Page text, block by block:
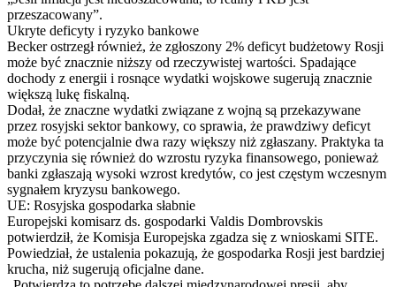
przeszacowany”.
Ukryte deficyty i ryzyko bankowe
Becker ostrzegł również, że zgłoszony 2% deficyt budżetowy Rosji
może być znacznie niższy od rzeczywistej wartości. Spadające
dochody z energii i rosnące wydatki wojskowe sugerują znacznie
większą lukę fiskalną.
Dodał, że znaczne wydatki związane z wojną są przekazywane
przez rosyjski sektor bankowy, co sprawia, że ​​prawdziwy deficyt
może być potencjalnie dwa razy większy niż zgłaszany. Praktyka ta
przyczynia się również do wzrostu ryzyka finansowego, ponieważ
banki zgłaszają wysoki wzrost kredytów, co jest częstym wczesnym
sygnałem kryzysu bankowego.
UE: Rosyjska gospodarka słabnie
Europejski komisarz ds. gospodarki Valdis Dombrovskis
potwierdził, że Komisja Europejska zgadza się z wnioskami SITE.
Powiedział, że ustalenia pokazują, że gospodarka Rosji jest bardziej
krucha, niż sugerują oficjalne dane.